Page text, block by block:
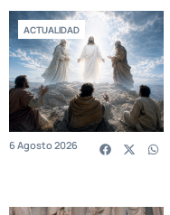
ACTUALIDAD
6 Agosto 2026